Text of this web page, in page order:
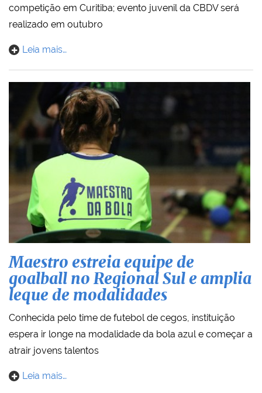
competição em Curitiba; evento juvenil da CBDV será
realizado em outubro
Leia mais…
Maestro estreia equipe de
goalball no Regional Sul e amplia
leque de modalidades
Conhecida pelo time de futebol de cegos, instituição
espera ir longe na modalidade da bola azul e começar a
atrair jovens talentos
Leia mais…